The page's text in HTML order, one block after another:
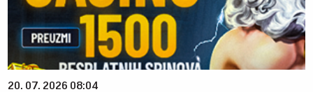
20. 07. 2026 08:04